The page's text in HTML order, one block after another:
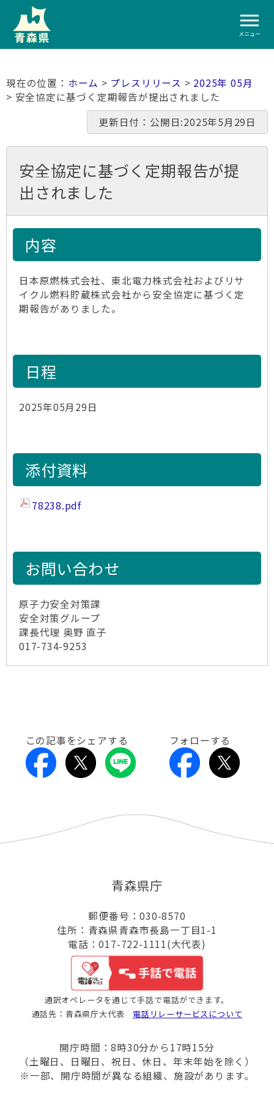
メニュー
ホーム > プレスリリース > 2025年 05月
> 安全協定に基づく定期報告が提出されました
更新日付：公開日:2025年5月29日
安全協定に基づく定期報告が提
出されました
内容
日本原燃株式会社、東北電力株式会社およびリサ
イクル燃料貯蔵株式会社から安全協定に基づく定
期報告がありました。
日程
2025年05月29日
添付資料
78238.pdf
お問い合わせ
原子力安全対策課
安全対策グループ
課長代理 奥野 直子
017-734-9253
この記事をシェアする フォローする
青森県庁
郵便番号：030-8570
住所：青森県青森市長島一丁目1-1
電話：017-722-1111(大代表)
通訳オペレータを通じて手話で電話ができます。
通話先：青森県庁大代表 電話リレーサービスについて
開庁時間：8時30分から17時15分
（土曜日、日曜日、祝日、休日、年末年始を除く）
※一部、開庁時間が異なる組織、施設があります。